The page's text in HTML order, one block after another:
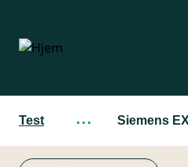
hovedindhold
Test ··· Siemens